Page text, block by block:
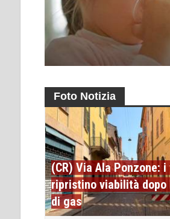
Foto Notizia
(CR) Via Ala Ponzone:
ripristino viabilità dopo
di gas